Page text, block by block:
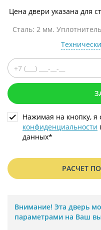
Цена двери указана для
Сталь: 2 мм.
Нажимая на кнопку, я
конфиденциальности
данных*
РАСЧЕТ
Внимание! Эта дверь
параметрами на Ваш